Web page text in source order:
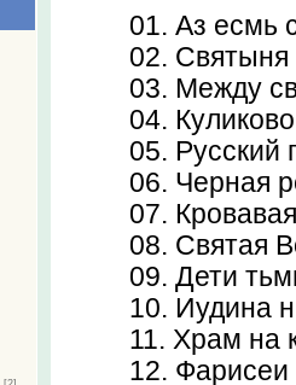
01. Аз есмь
02. Святыня
03. Между
04.
05. Русский
06. Черная
07.
08. Святая
09. Дети
10. Иудина
11. Храм на
12. Фарисеи